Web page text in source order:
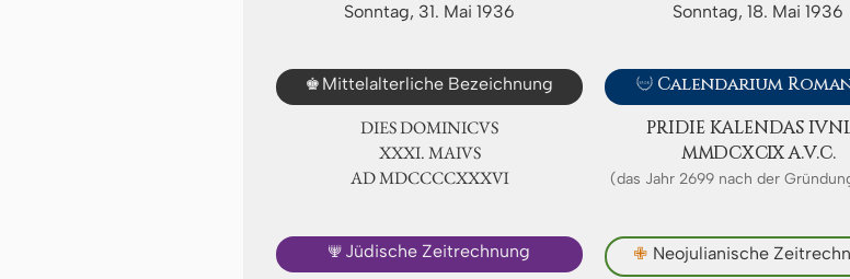
Sonntag, 31. Mai 1936
Sonntag, 18. Mai 1936
♚ Mittelalterliche Bezeichnung
DIES DOMINICUS
ⅩⅩⅪ. MAIVS
AD ⅯⅮⅭⅭⅭⅭⅩⅩⅩⅥ
 Calendarium
PRIDIE KA­LEN­DAS
ⅯⅯⅮⅭⅩⅭⅨ A.V.C.
(das Jahr 2699 nach der
🕎 Jüdische Zeitrechnung ✙ Neojulianische